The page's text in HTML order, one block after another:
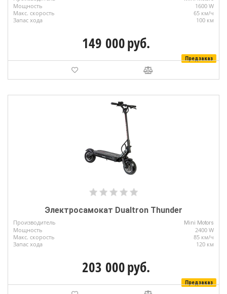
Мощность
1600 W
Макс. скорость
65 км/ч
Запас хода
100 км
149 000руб.
Предзаказ
Электросамокат Dualtron Thunder
Производитель Mini Motors
Мощность
2400 W
Макс. скорость
85 км/ч
Запас хода
120 км
203 000руб.
Предзаказ